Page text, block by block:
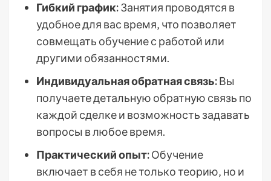
Гибкий график:Занятия проводятся в
удобное для вас время‚ что позволяет
совмещать обучение с работой или
другими обязанностями.
Индивидуальная обратная связь:Вы
получаете детальную обратную связь по
каждой сделке и возможность задавать
вопросы в любое время.
Практический опыт:Обучение
включает в себя не только теорию‚ но и